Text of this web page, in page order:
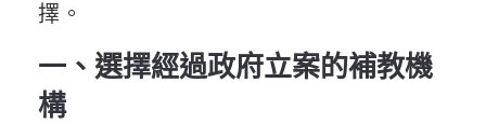
擇。
一、選擇經過政府立案的補教機
構